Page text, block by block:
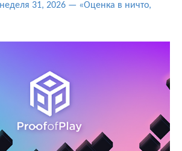
31, 2026 — «Оценка в ничто,